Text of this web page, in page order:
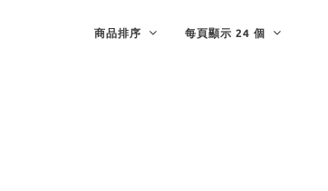
商品排序 每頁顯示 24 個